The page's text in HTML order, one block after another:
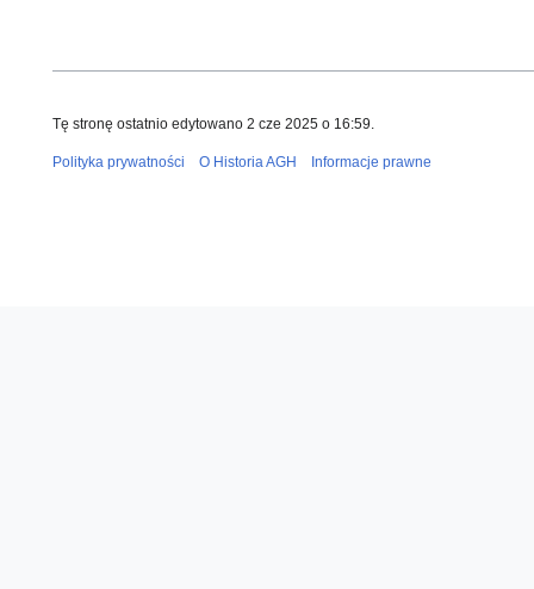
Tę stronę ostatnio edytowano 2 cze 2025 o 16:59.
Polityka prywatności O Historia AGH Informacje prawne